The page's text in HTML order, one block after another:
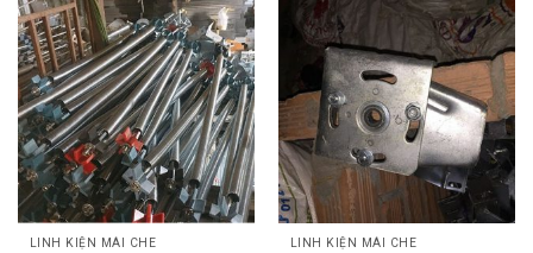
LINH KIỆN MÁI CHE LINH KIỆN MÁI CHE